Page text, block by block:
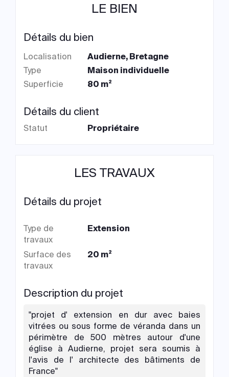
LE BIEN
Détails du bien
Localisation
Audierne, Bretagne
Type
Maison individuelle
Superficie
80 m²
Détails du client
Statut Propriétaire
LES TRAVAUX
Détails du projet
Type de
travaux
Extension
Surface des
travaux
20 m²
Description du projet
"projet d' extension en dur avec baies
vitrées ou sous forme de véranda dans un
périmètre de 500 mètres autour d'une
église à Audierne, projet sera soumis à
l'avis de l' architecte des bâtiments de
France"